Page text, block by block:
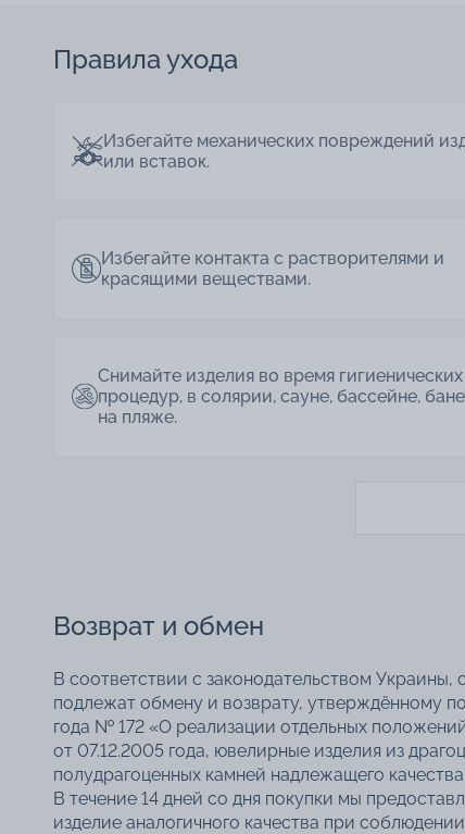
Правила ухода
Избегайте механических повреждений
или вставок.
Избегайте контакта с растворителями и
красящими веществами.
Снимайте изделия во время гигиенических
процедур, в солярии, сауне, бассейне,
на пляже.
Возврат и обмен
В соответствии с законодательством
подлежат обмену и возврату, утверждённому
года № 172 «О реализации отдельных
от 07.12.2005 года, ювелирные изделия из
полудрагоценных камней надлежащего
В течение 14 дней со дня покупки мы
изделие аналогичного качества при